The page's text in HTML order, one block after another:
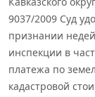
9037/2009 Суд
признании
инспекции в
платежа по
кадастровой